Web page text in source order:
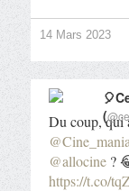
14 Mars 2023
Du coup, qui
@allocine ?
https://t.co/
(